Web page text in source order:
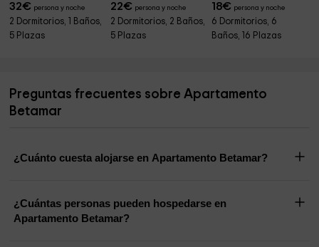
32€ persona y noche
2 Dormitorios, 1 Baños,
5 Plazas
22€ persona y noche
2 Dormitorios, 2 Baños,
5 Plazas
18€ persona y noche
6 Dormitorios, 6
Baños, 16 Plazas
Preguntas frecuentes sobre Apartamento
Betamar
¿Cuánto cuesta alojarse en Apartamento Betamar?
¿Cuántas personas pueden hospedarse en
Apartamento Betamar?